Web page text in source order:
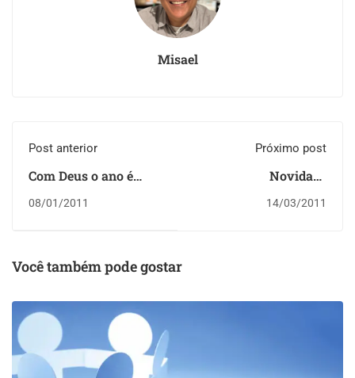
Misael
Post anterior
Com Deus o ano é
08/01/2011
Próximo post
Novidade
14/03/2011
Você também pode gostar